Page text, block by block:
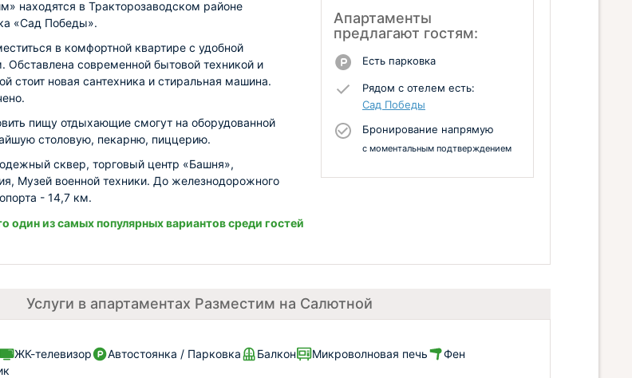
Апартаменты
предлагают гостям:
Есть парковка
Рядом с отелем есть:
Сад Победы
Бронирование напрямую
с моментальным подтверждением
находятся в Тракторозаводском районе
«Сад Победы».
в комфортной квартире с удобной
Обставлена современной бытовой техникой и
стоит новая сантехника и стиральная машина.
пищу отдыхающие смогут на оборудованной
столовую, пекарню, пиццерию.
сквер, торговый центр «Башня»,
Музей военной техники. До железнодорожного
- 14,7 км.
из самых популярных вариантов среди гостей
Услуги в апартаментах Разместим на Салютной
ЖК-телевизор Автостоянка / Парковка Балкон Микроволновая печь
Фен